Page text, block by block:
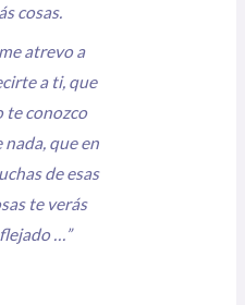
cosas.
atrevo a
a ti, que
te conozco
nada, que en
de esas
te verás
…”